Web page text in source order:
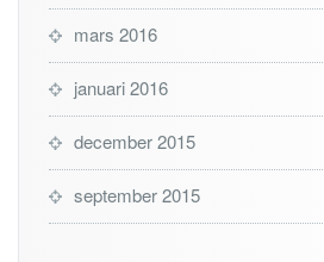
mars 2016
januari 2016
december 2015
september 2015